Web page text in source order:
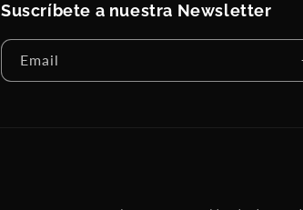
Suscríbete a nuestra Newsletter
Email